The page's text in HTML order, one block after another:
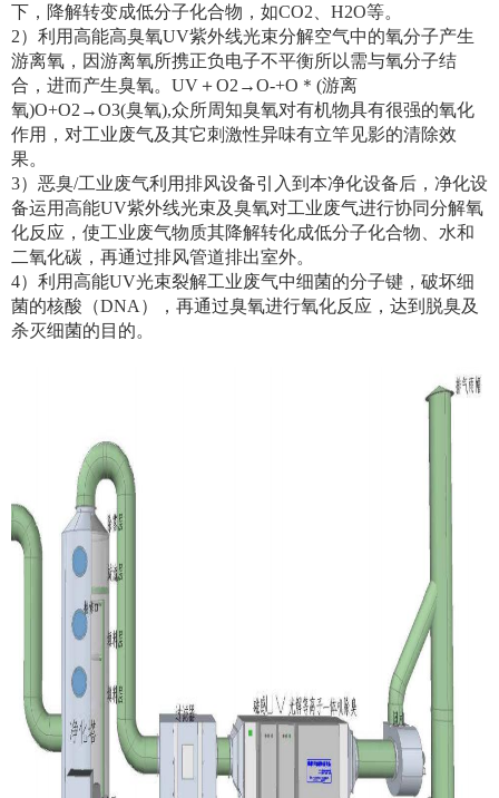
下，降解转变成低分子化合物，如CO2、H2O等。
2）利用高能高臭氧UV紫外线光束分解空气中的氧分子产生
游离氧，因游离氧所携正负电子不平衡所以需与氧分子结
合，进而产生臭氧。UV＋O2→O-+O＊(游离
氧)O+O2→O3(臭氧),众所周知臭氧对有机物具有很强的氧化
作用，对工业废气及其它刺激性异味有立竿见影的清除效
果。
3）恶臭/工业废气利用排风设备引入到本净化设备后，净化设
备运用高能UV紫外线光束及臭氧对工业废气进行协同分解氧
化反应，使工业废气物质其降解转化成低分子化合物、水和
二氧化碳，再通过排风管道排出室外。
4）利用高能UV光束裂解工业废气中细菌的分子键，破坏细
菌的核酸（DNA），再通过臭氧进行氧化反应，达到脱臭及
杀灭细菌的目的。